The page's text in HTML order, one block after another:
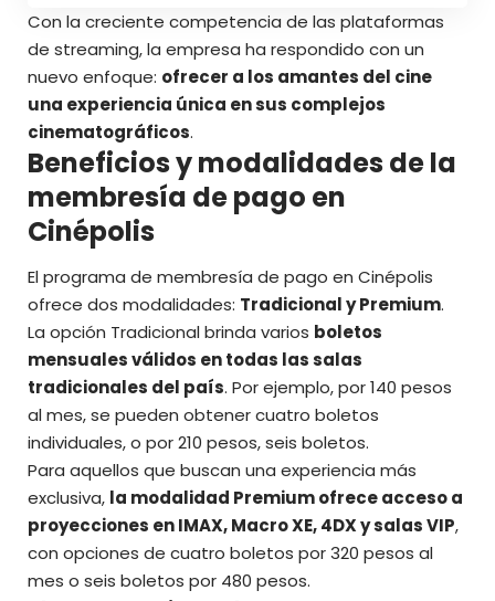
Con la creciente competencia de las plataformas
de streaming, la empresa ha respondido con un
nuevo enfoque: ofrecer a los amantes del cine
una experiencia única en sus complejos
cinematográficos.
Beneficios y modalidades de la
membresía de pago en
Cinépolis
Elprograma de membresía de pago en Cinépolis
ofrece dos modalidades: Tradicional y Premium.
La opción Tradicional brinda varios boletos
mensuales válidos en todas las salas
tradicionales del país. Por ejemplo, por 140 pesos
al mes, se pueden obtener cuatro boletos
individuales, o por 210 pesos, seis boletos.
Para aquellos que buscan una experiencia más
exclusiva, la modalidad Premium ofrece acceso a
proyecciones en IMAX, Macro XE, 4DX y salas VIP,
con opciones de cuatro boletos por 320 pesos al
mes o seis boletos por 480 pesos.